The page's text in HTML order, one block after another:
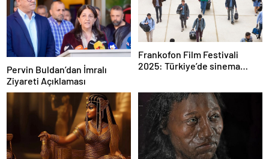
Pervin Buldan’dan İmralı
Ziyareti Açıklaması
Frankofon Film Festivali
2025: Türkiye’de sinema